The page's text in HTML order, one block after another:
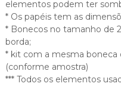
elementos podem ter
* Os papéis tem as
* Bonecos no tamanho de
borda;
* kit com a mesma
(conforme amostra)
*** Todos os elementos